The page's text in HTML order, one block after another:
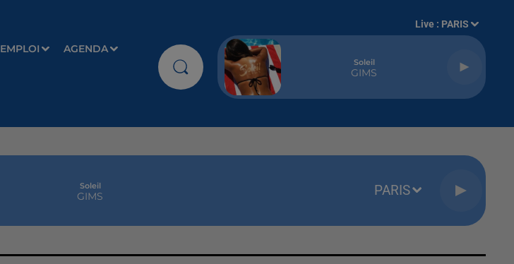
EMPLOI AGENDA
Live : PARIS
Soleil
GIMS
Soleil
GIMS PARIS